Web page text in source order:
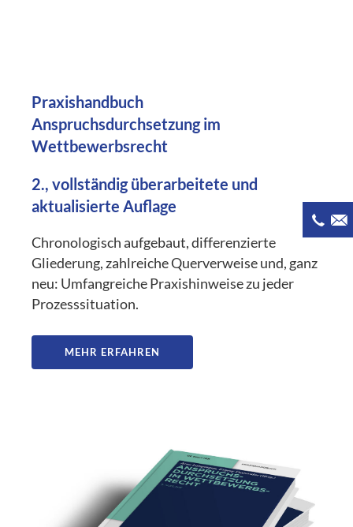
Praxishandbuch
Anspruchsdurchsetzung im
Wettbewerbsrecht
2., vollständig überarbeitete und
aktualisierte Auflage
Chronologisch aufgebaut, differenzierte
Gliederung, zahlreiche Querverweise und, ganz
neu: Umfangreiche Praxishinweise zu jeder
Prozesssituation.
MEHR ERFAHREN